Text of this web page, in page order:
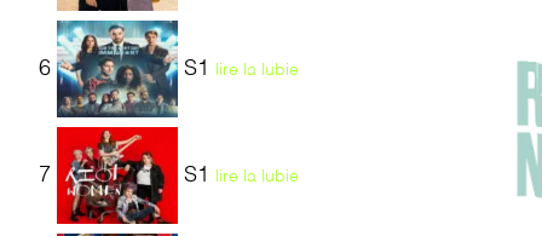
6 S1 lire la lubie
7 S1 lire la lubie